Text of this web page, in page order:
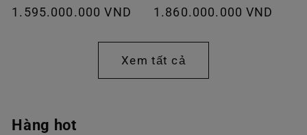
Giá
1.595.000.000 VND
Giá
thường
1.860.000.000 VND
Xem tất cả
Hàng hot